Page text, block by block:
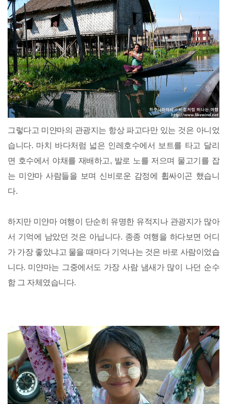
그렇다고 미얀마의 관광지는 항상 파고다만 있는 것은 아니었
습니다. 마치 바다처럼 넓은 인레호수에서 보트를 타고 달리
면 호수에서 야채를 재배하고, 발로 노를 저으며 물고기를 잡
는 미얀마 사람들을 보며 신비로운 감정에 휩싸이곤 했습니
다.
하지만 미얀마 여행이 단순히 유명한 유적지나 관광지가 많아
서 기억에 남았던 것은 아닙니다. 종종 여행을 하다보면 어디
가 가장 좋았냐고 물을 때마다 기억나는 것은 바로 사람이었습
니다. 미얀마는 그중에서도 가장 사람 냄새가 많이 나던 순수
함 그 자체였습니다.